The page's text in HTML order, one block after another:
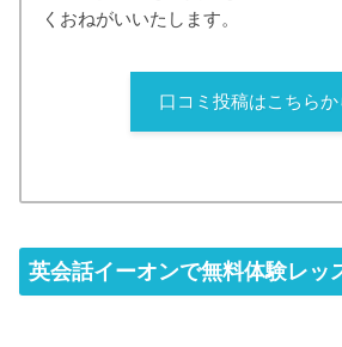
くおねがいいたします。
口コミ投稿はこちらか
英会話イーオンで無料体験レッ